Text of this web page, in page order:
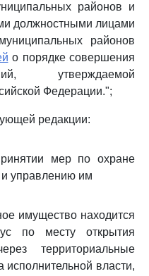
районов и
должностными лицами
районов
о порядке совершения
утверждаемой
Федерации.";
редакции:
мер по охране
и управлению им
имущество находится
по месту открытия
территориальные
власти,